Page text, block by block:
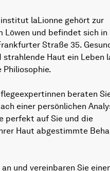
laLionne gehört zur
Löwen und befindet sich in
Straße 35.
Haut ein Leben
Philiosophie.
beraten
einer persönlichen
perfekt auf Sie und die
Haut abgestimmte
an und vereinbaren Sie